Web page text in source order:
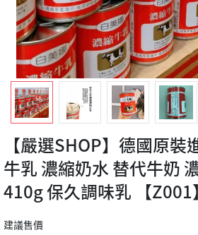
【嚴選SHOP】德國原裝
牛乳 濃縮奶水 替代牛奶
410g 保久調味乳 【Z001】
建議售價